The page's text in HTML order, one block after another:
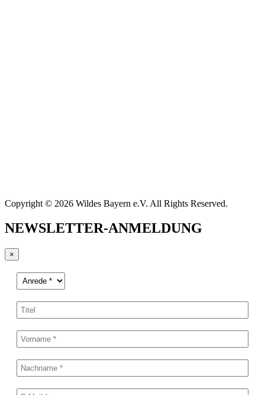
Copyright © 2026 Wildes Bayern e.V. All Rights Reserved.
NEWSLETTER-ANMELDUNG
×